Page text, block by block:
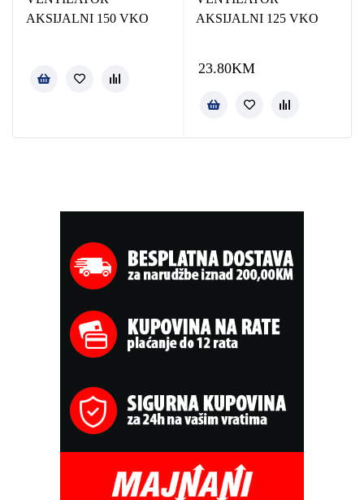
AKSIJALNI 150 VKO
AKSIJALNI 125 VKO
23.80KM